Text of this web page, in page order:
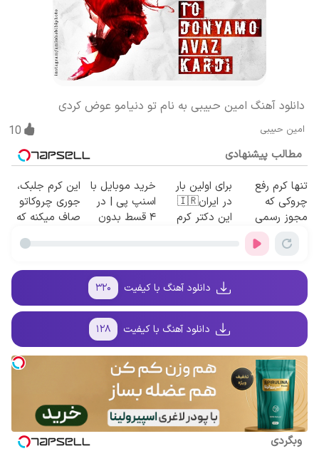
دانلود آهنگ امین حبیبی به نام تو دنیامو عوض کردی
امین حبیبی 10
مطالب پیشنهادی
تنها کرم رفع
چروکی که
مجوز رسمی
وزارت بهداشت
دارد
برای اولین بار
در ایران🇮🇷
این دکتر کرم
خرید موبایل با
اسنپ پی | در
۴ قسط بدون
این کرم جلبک،
جوری چروکاتو
صاف میکنه که
کردی!(تخفیف
دانلود آهنگ با کیفیت ۳۲۰
دانلود آهنگ با کیفیت ۱۲۸
وبگردی